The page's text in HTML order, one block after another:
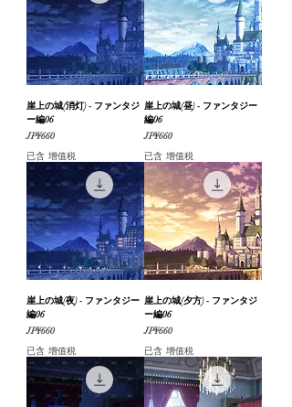
崖上の城(消灯) - ファンタジ
ー編06
價格
JP¥660
已含 增值税
崖上の城(昼) - ファンタジー
編06
價格
JP¥660
已含 增值税
崖上の城(夜) - ファンタジー
編06
價格
JP¥660
已含 增值税
崖上の城(夕方) - ファンタジ
ー編06
價格
JP¥660
已含 增值税